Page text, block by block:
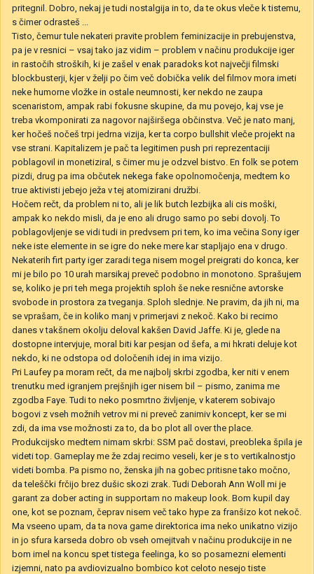
pritegnil. Dobro, nekaj je tudi nostalgija in to, da te okus vleče k tistemu,
s čimer odrasteš ...
Tisto, čemur tule nekateri pravite problem feminizacije in prebujenstva,
pa je v resnici – vsaj tako jaz vidim – problem v načinu produkcije iger
in rastočih stroških, ki je zašel v enak paradoks kot največji filmski
blockbusterji, kjer v želji po čim več dobička velik del filmov mora imeti
neke humorne vložke in ostale neumnosti, ker nekdo ne zaupa
scenaristom, ampak rabi fokusne skupine, da mu povejo, kaj vse je
treba vkomponirati za nagovor najširšega občinstva. Več je nato manj,
ker hočeš nočeš trpi jedrna vizija, ker ta corpo bullshit vleče projekt na
vse strani. Kapitalizem je pač ta legitimen push pri reprezentaciji
poblagovil in monetiziral, s čimer mu je odzvel bistvo. En folk se potem
pizdi, drug pa ima občutek nekega fake opolnomočenja, medtem ko
true aktivisti jebejo ježa v tej atomizirani družbi.
Hočem rečt, da problem ni to, ali je lik butch lezbijka ali cis moški,
ampak ko nekdo misli, da je eno ali drugo samo po sebi dovolj. To
poblagovljenje se vidi tudi in predvsem pri tem, ko ima večina Sony iger
neke iste elemente in se igre do neke mere kar stapljajo ena v drugo.
Nekaterih firt party iger zaradi tega nisem mogel preigrati do konca, ker
mi je bilo po 10 urah marsikaj preveč podobno in monotono. Sprašujem
se, koliko je pri teh mega projektih sploh še neke resnične avtorske
svobode in prostora za tveganja. Sploh slednje. Ne pravim, da jih ni, ma
se vprašam, če in koliko manj v primerjavi z nekoč. Kako bi recimo
danes v takšnem okolju deloval kakšen David Jaffe. Ki je, glede na
dostopne intervjuje, moral biti kar pesjan od šefa, a mi hkrati deluje kot
nekdo, ki ne odstopa od določenih idej in ima vizijo.
Pri Laufey pa moram rečt, da me najbolj skrbi zgodba, ker niti v enem
trenutku med igranjem prejšnjih iger nisem bil – pismo, zanima me
zgodba Faye. Tudi to neko posmrtno življenje, v katerem sobivajo
bogovi z vseh možnih vetrov mi ni preveč zanimiv koncept, ker se mi
zdi, da ima vse možnosti za to, da bo plot all over the place.
Produkcijsko medtem nimam skrbi: SSM pač dostavi, preobleka špila je
videti top. Gameplay me že zdaj recimo veseli, ker je s to vertikalnostjo
videti bomba. Pa pismo no, ženska jih na gobec pritisne tako močno,
da teleščki frčijo brez dušic skozi zrak. Tudi Deborah Ann Woll mi je
garant za dober acting in supportam no makeup look. Bom kupil day
one, kot se poznam, čeprav nisem več tako hype za franšizo kot nekoč.
Ma vseeno upam, da ta nova game direktorica ima neko unikatno vizijo
in jo sfura karseda dobro ob vseh omejitvah v načinu produkcije in ne
bom imel na koncu spet tistega feelinga, ko so posamezni elementi
izjemni, nato pa avdiovizualno bombico kot celoto nesejo tiste